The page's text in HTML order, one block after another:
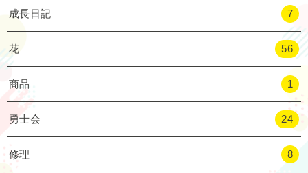
成長日記 7
花 56
商品 1
勇士会 24
修理 8